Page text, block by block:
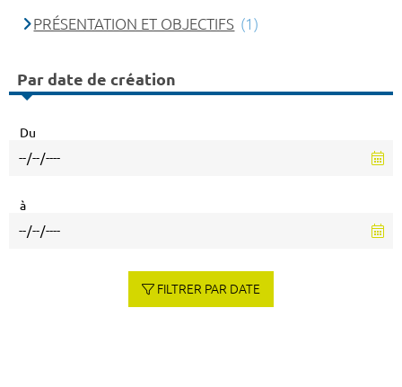
PRÉSENTATION ET OBJECTIFS (1)
Par date de création
Du
à
FILTRER PAR DATE